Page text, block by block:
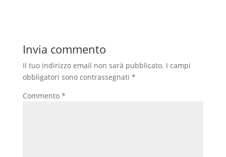
Invia commento
Il tuo indirizzo email non sarà pubblicato. I campi
obbligatori sono contrassegnati *
Commento *